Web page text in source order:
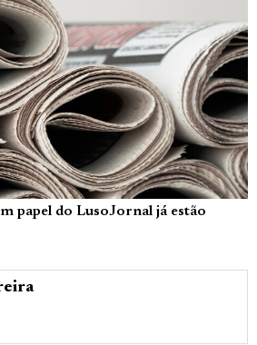
papel do LusoJornal já estão